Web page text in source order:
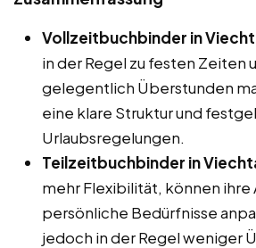
Vollzeitbuchbinder in
in der Regel zu festen Zeiten
gelegentlich Überstunden
eine klare Struktur und
Urlaubsregelungen.
Teilzeitbuchbinder in
mehr Flexibilität, können
persönliche Bedürfnisse
jedoch in der Regel weniger